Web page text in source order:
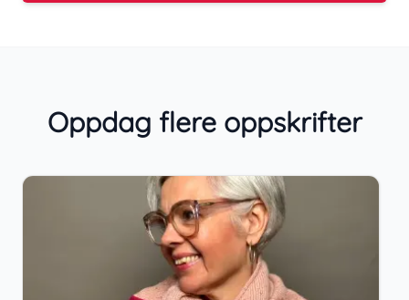
Oppdag flere oppskrifter